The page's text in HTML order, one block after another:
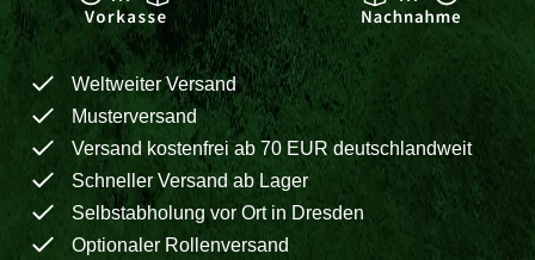
Weltweiter Versand
Musterversand
Versand kostenfrei ab 70 EUR deutschlandweit
Schneller Versand ab Lager
Selbstabholung vor Ort in Dresden
Optionaler Rollenversand